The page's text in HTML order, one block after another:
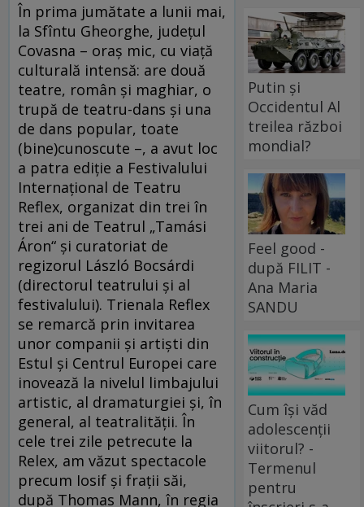
În prima jumătate a lunii mai,
la Sfîntu Gheorghe, judeţul
Covasna – oraş mic, cu viaţă
culturală intensă: are două
teatre, român şi maghiar, o
trupă de teatru-dans şi una
de dans popular, toate
(bine)cunoscute –, a avut loc
a patra ediţie a Festivalului
Internaţional de Teatru
Reflex, organizat din trei în
trei ani de Teatrul „Tamási
Áron“ şi curatoriat de
regizorul László Bocsárdi
(directorul teatrului şi al
festivalului). Trienala Reflex
se remarcă prin invitarea
unor companii şi artişti din
Estul şi Centrul Europei care
inovează la nivelul limbajului
artistic, al dramaturgiei şi, în
general, al teatralităţii. În
cele trei zile petrecute la
Relex, am văzut spectacole
precum Iosif şi fraţii săi,
după Thomas Mann, în regia
Putin și
Occidentul Al
treilea război
mondial?
Feel good -
după FILIT -
Ana Maria
SANDU
Cum își văd
adolescenții
viitorul? -
Termenul
pentru